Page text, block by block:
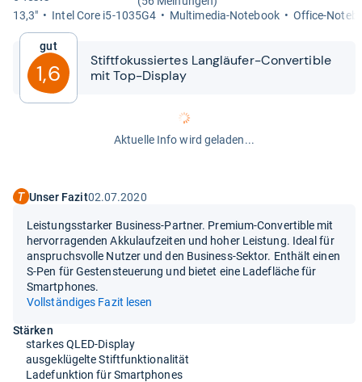
13,3"
Intel Core i5-​1035G4 Mul­ti­me­dia-​Note­book Office-​
Gut
1,6
Stift­fo­kus­sier­tes Lang­läu­fer-​​Con­ver­ti­ble
mit Top-​​Dis­play
Aktuelle Info wird geladen...
Unser Fazit02.07.2020
Leistungsstarker Business-Partner. Premium-Convertible mit
hervorragenden Akkulaufzeiten und hoher Leistung. Ideal für
anspruchsvolle Nutzer und den Business-Sektor. Enthält einen
S-Pen für Gestensteuerung und bietet eine Ladefläche für
Smartphones.
Vollständiges Fazit lesen
Stärken
starkes QLED-Display
ausgeklügelte Stiftfunktionalität
Ladefunktion für Smartphones